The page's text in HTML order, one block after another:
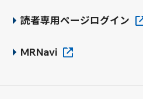
読者専用ページログイン
MRNavi